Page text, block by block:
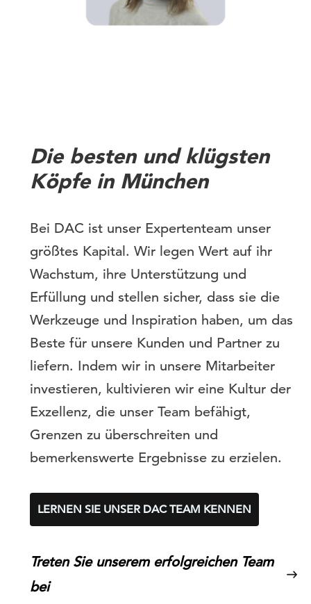
Die besten und klügsten
Köpfe in München
Bei DAC ist unser Expertenteam unser
größtes Kapital. Wir legen Wert auf ihr
Wachstum, ihre Unterstützung und
Erfüllung und stellen sicher, dass sie die
Werkzeuge und Inspiration haben, um das
Beste für unsere Kunden und Partner zu
liefern. Indem wir in unsere Mitarbeiter
investieren, kultivieren wir eine Kultur der
Exzellenz, die unser Team befähigt,
Grenzen zu überschreiten und
bemerkenswerte Ergebnisse zu erzielen.
LERNEN SIE UNSER DAC TEAM KENNEN
Treten Sie unserem erfolgreichen Team
bei